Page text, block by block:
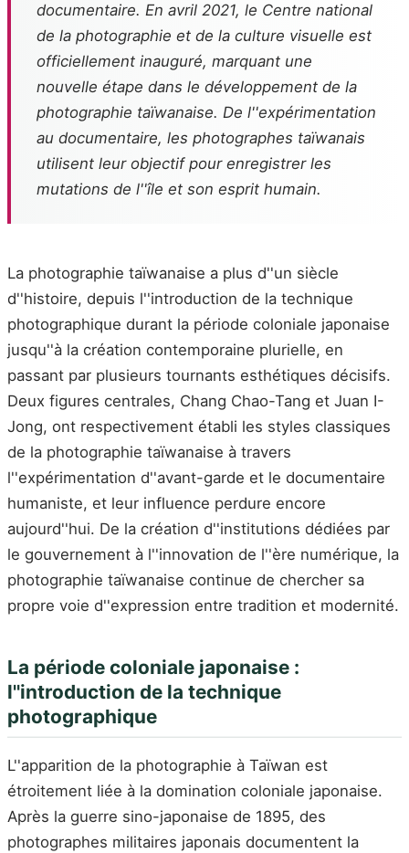
documentaire. En avril 2021, le Centre national
de la photographie et de la culture visuelle est
officiellement inauguré, marquant une
nouvelle étape dans le développement de la
photographie taïwanaise. De l''expérimentation
au documentaire, les photographes taïwanais
utilisent leur objectif pour enregistrer les
mutations de l''île et son esprit humain.
La photographie taïwanaise a plus d''un siècle
d''histoire, depuis l''introduction de la technique
photographique durant la période coloniale japonaise
jusqu''à la création contemporaine plurielle, en
passant par plusieurs tournants esthétiques décisifs.
Deux figures centrales, Chang Chao-Tang et Juan I-
Jong, ont respectivement établi les styles classiques
de la photographie taïwanaise à travers
l''expérimentation d''avant-garde et le documentaire
humaniste, et leur influence perdure encore
aujourd''hui. De la création d''institutions dédiées par
le gouvernement à l''innovation de l''ère numérique, la
photographie taïwanaise continue de chercher sa
propre voie d''expression entre tradition et modernité.
La période coloniale japonaise :
l''introduction de la technique
photographique
L''apparition de la photographie à Taïwan est
étroitement liée à la domination coloniale japonaise.
Après la guerre sino-japonaise de 1895, des
photographes militaires japonais documentent la